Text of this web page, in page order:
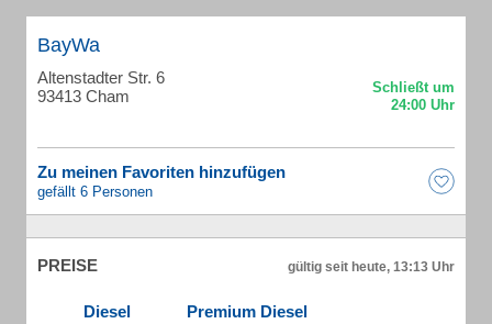
BayWa
Altenstadter Str. 6
93413 Cham
Zu meinen Favoriten hinzufügen
gefällt 6 Personen
PREISE gültig seit heute, 13:13 Uhr
Diesel Premium Diesel